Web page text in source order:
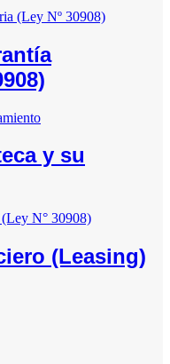
y su
(Leasing)